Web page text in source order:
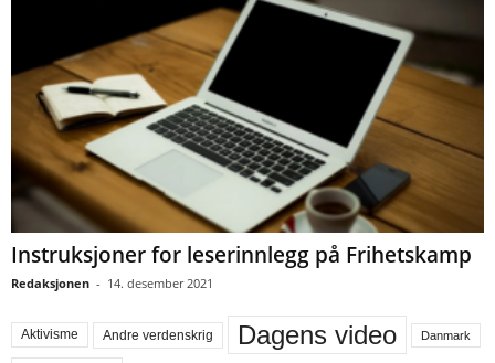
Instruksjoner for leserinnlegg på Frihetskamp
Redaksjonen - 14. desember 2021
Aktivisme Andre verdenskrig Dagens video Danmark